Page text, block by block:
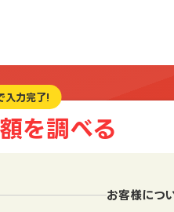
入力完了!
を調べる
お客様につ